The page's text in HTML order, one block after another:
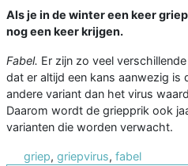
Als je in de winter een keer
nog een keer krijgen.
Fabel. Er zijn zo veel
dat er altijd een kans aanwezig
andere variant dan het virus
Daarom wordt de griepprik ook
varianten die worden verwacht.
griep, griepvirus, fabel